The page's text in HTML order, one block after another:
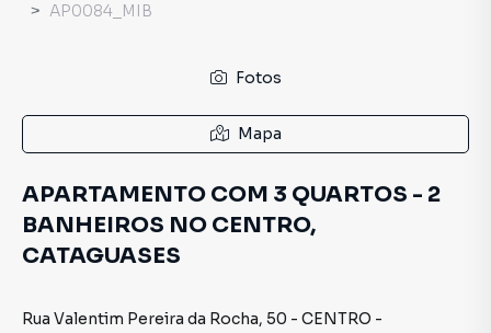
AP0084_MIB
Fotos
Mapa
APARTAMENTO COM 3 QUARTOS - 2
BANHEIROS NO CENTRO,
CATAGUASES
Rua Valentim Pereira da Rocha, 50 - CENTRO -